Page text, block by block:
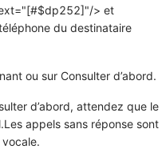
> et
du destinataire
ou sur Consulter d’abord.
d’abord, attendez que le
appels sans réponse sont